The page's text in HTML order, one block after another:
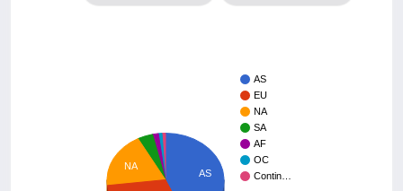
AS
EU
NA
SA
AF
OC
Contin…
AS
NA